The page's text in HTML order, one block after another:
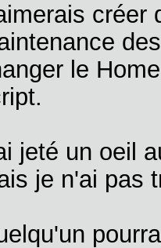
créer
le
jeté un oeil
je n'ai pas